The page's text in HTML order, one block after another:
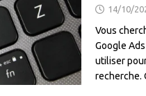
14/10/
Vous
Google
utiliser
recherche.